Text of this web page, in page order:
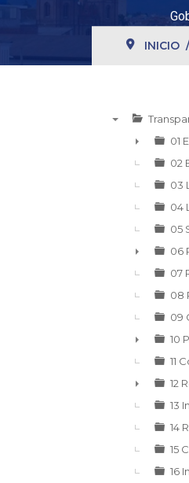
INICIO
►
01
02
03
04
05
►
06
07
08
09
►
10
11
►
12
13
14
15
16